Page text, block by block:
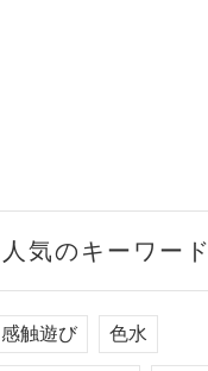
人気のキーワード
感触遊び 色水